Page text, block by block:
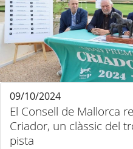
El Consell de Mallorca
Criador, un clàssic del
pista
09/10/2024